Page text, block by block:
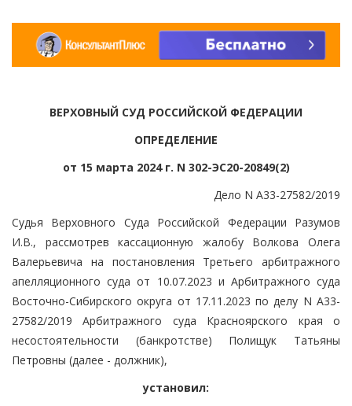
ВЕРХОВНЫЙ СУД РОССИЙСКОЙ ФЕДЕРАЦИИ
ОПРЕДЕЛЕНИЕ
от 15 марта 2024 г. N 302-ЭС20-20849(2)
Дело N А33-27582/2019
Судья Верховного Суда Российской Федерации Разумов
И.В., рассмотрев кассационную жалобу Волкова Олега
Валерьевича на постановления Третьего арбитражного
апелляционного суда от 10.07.2023 и Арбитражного суда
Восточно-Сибирского округа от 17.11.2023 по делу N А33-
27582/2019 Арбитражного суда Красноярского края о
несостоятельности (банкротстве) Полищук Татьяны
Петровны (далее - должник),
установил: